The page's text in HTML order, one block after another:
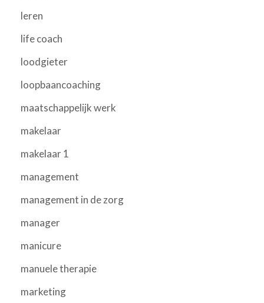
leren
life coach
loodgieter
loopbaancoaching
maatschappelijk werk
makelaar
makelaar 1
management
management in de zorg
manager
manicure
manuele therapie
marketing